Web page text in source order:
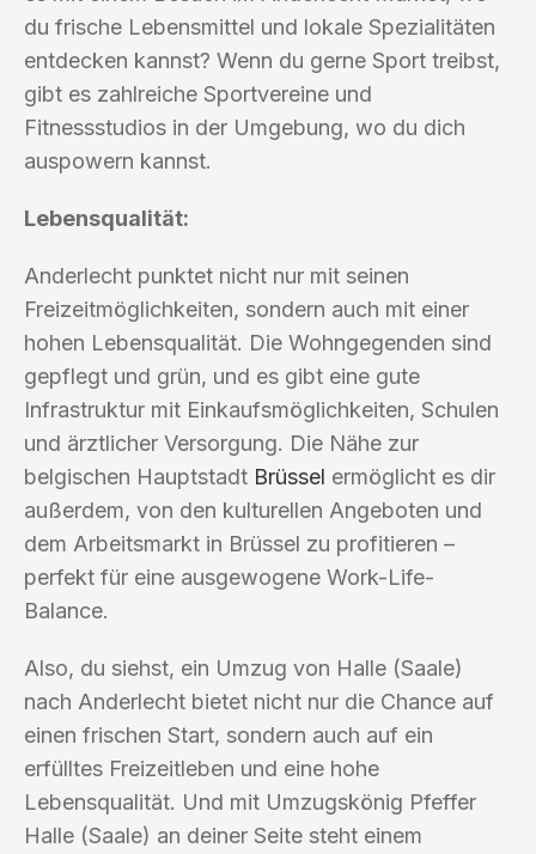
du frische Lebensmittel und lokale Spezialitäten
entdecken kannst? Wenn du gerne Sport treibst,
gibt es zahlreiche Sportvereine und
Fitnessstudios in der Umgebung, wo du dich
auspowern kannst.
Lebensqualität:
Anderlecht punktet nicht nur mit seinen
Freizeitmöglichkeiten, sondern auch mit einer
hohen Lebensqualität. Die Wohngegenden sind
gepflegt und grün, und es gibt eine gute
Infrastruktur mit Einkaufsmöglichkeiten, Schulen
und ärztlicher Versorgung. Die Nähe zur
belgischen Hauptstadt Brüssel ermöglicht es dir
außerdem, von den kulturellen Angeboten und
dem Arbeitsmarkt in Brüssel zu profitieren –
perfekt für eine ausgewogene Work-Life-
Balance.
Also, du siehst, ein Umzug von Halle (Saale)
nach Anderlecht bietet nicht nur die Chance auf
einen frischen Start, sondern auch auf ein
erfülltes Freizeitleben und eine hohe
Lebensqualität. Und mit Umzugskönig Pfeffer
Halle (Saale) an deiner Seite steht einem